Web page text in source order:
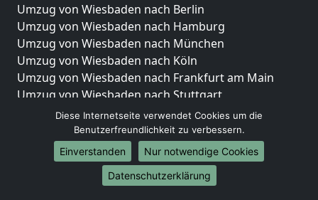
Umzug von Wiesbaden nach Berlin
Umzug von Wiesbaden nach Hamburg
Umzug von Wiesbaden nach München
Umzug von Wiesbaden nach Köln
Umzug von Wiesbaden nach Frankfurt am Main
Umzug von Wiesbaden nach Stuttgart
Umzug von Wiesbaden nach Düsseldorf
Umzug von Wiesbaden nach Leipzig
Umzug von Wiesbaden nach Dortmund
Umzug von Wiesbaden nach Essen
Umzug von Wiesbaden nach Bremen
Diese Internetseite verwendet Cookies um die
Benutzerfreundlichkeit zu verbessern.
Einverstanden
Nur notwendige Cookies
Datenschutzerklärung